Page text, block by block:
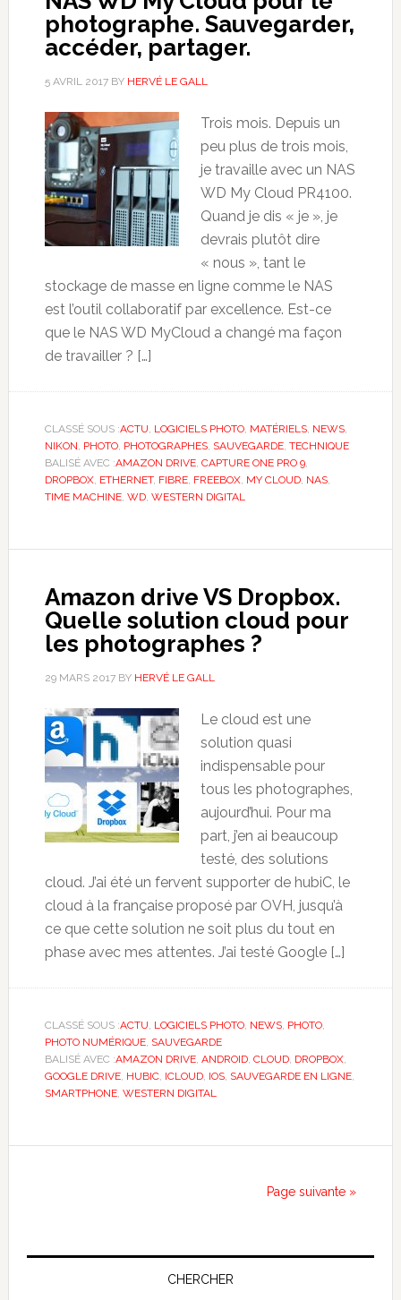
photographe. Sauvegarder,
accéder, partager.
5 AVRIL 2017BY HERVÉ LE GALL
Trois mois. Depuis un
peu plus de trois mois,
je travaille avec un NAS
WD My Cloud PR4100.
Quand je dis « je », je
devrais plutôt dire
« nous », tant le
stockage de masse en ligne comme le NAS
est l’outil collaboratif par excellence. Est-ce
que le NAS WD MyCloud a changé ma façon
de travailler ? […]
CLASSÉ SOUS :ACTU LOGICIELS PHOTO, MATÉRIELS, NEWS,
NIKON PHOTO, PHOTOGRAPHES, SAUVEGARDE, TECHNIQUE
BALISÉ AVEC :AMAZON DRIVE, CAPTURE ONE PRO 9,
DROPBOX, ETHERNET, FIBRE, FREEBOX, MY CLOUD, NAS,
TIME MACHINE, WD, WESTERN DIGITAL
Amazon drive VS Dropbox.
Quelle solution cloud pour
les photographes ?
29 MARS 2017BY HERVÉ LE GALL
Le cloud est une
solution quasi
indispensable pour
tous les photographes,
aujourd’hui. Pour ma
part, j’en ai beaucoup
testé, des solutions
cloud. J’ai été un fervent supporter de hubiC, le
cloud à la française proposé par OVH, jusqu’à
ce que cette solution ne soit plus du tout en
phase avec mes attentes. J’ai testé Google […]
CLASSÉ SOUS :ACTU LOGICIELS PHOTO, NEWS, PHOTO,
PHOTO NUMÉRIQUE, SAUVEGARDE
BALISÉ AVEC :AMAZON DRIVE, ANDROID, CLOUD, DROPBOX,
GOOGLE DRIVE, HUBIC, ICLOUD, IOS, SAUVEGARDE EN LIGNE,
SMARTPHONE, WESTERN DIGITAL
Page suivante »
CHERCHER